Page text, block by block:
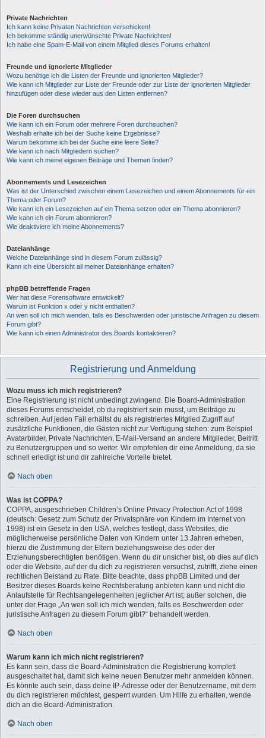
Private Nachrichten
Ich kann keine Privaten Nachrichten verschicken!
Ich bekomme ständig unerwünschte Private Nachrichten!
Ich habe eine Spam-E-Mail von einem Mitglied dieses Forums erhalten!
Freunde und ignorierte Mitglieder
Wozu benötige ich die Listen der Freunde und ignorierten Mitglieder?
Wie kann ich Mitglieder zur Liste der Freunde oder zur Liste der ignorierten Mitglieder
hinzufügen oder diese wieder aus den Listen entfernen?
Die Foren durchsuchen
Wie kann ich ein Forum oder mehrere Foren durchsuchen?
Weshalb erhalte ich bei der Suche keine Ergebnisse?
Warum bekomme ich bei der Suche eine leere Seite?
Wie kann ich nach Mitgliedern suchen?
Wie kann ich meine eigenen Beiträge und Themen finden?
Abonnements und Lesezeichen
Was ist der Unterschied zwischen einem Lesezeichen und einem Abonnements für ein
Thema oder Forum?
Wie kann ich ein Lesezeichen auf ein Thema setzen oder ein Thema abonnieren?
Wie kann ich ein Forum abonnieren?
Wie deaktiviere ich meine Abonnements?
Dateianhänge
Welche Dateianhänge sind in diesem Forum zulässig?
Kann ich eine Übersicht all meiner Dateianhänge erhalten?
phpBB betreffende Fragen
Wer hat diese Forensoftware entwickelt?
Warum ist Funktion x oder y nicht enthalten?
An wen soll ich mich wenden, falls es Beschwerden oder juristische Anfragen zu diesem
Forum gibt?
Wie kann ich einen Administrator des Boards kontaktieren?
Registrierung und Anmeldung
Wozu muss ich mich registrieren?
Eine Registrierung ist nicht unbedingt zwingend. Die Board-Administration
dieses Forums entscheidet, ob du registriert sein musst, um Beiträge zu
schreiben. Auf jeden Fall erhältst du als registriertes Mitglied Zugriff auf
zusätzliche Funktionen, die Gästen nicht zur Verfügung stehen: zum Beispiel
Avatarbilder, Private Nachrichten, E-Mail-Versand an andere Mitglieder, Beitritt
zu Benutzergruppen und so weiter. Wir empfehlen dir eine Anmeldung, da sie
schnell erledigt ist und dir zahlreiche Vorteile bietet.
Nach oben
Was ist COPPA?
COPPA, ausgeschrieben Children’s Online Privacy Protection Act of 1998
(deutsch: Gesetz zum Schutz der Privatsphäre von Kindern im Internet von
1998) ist ein Gesetz in den USA, welches festlegt, dass Websites, die
möglicherweise persönliche Daten von Kindern unter 13 Jahren erheben,
hierzu die Zustimmung der Eltern beziehungsweise des oder der
Erziehungsberechtigten benötigen. Wenn du dir unsicher bist, ob dies auf dich
oder die Website, auf der du dich zu registrieren versuchst, zutrifft, ziehe einen
rechtlichen Beistand zu Rate. Bitte beachte, dass phpBB Limited und der
Besitzer dieses Boards keine Rechtsberatung anbieten kann und nicht die
Anlaufstelle für Rechtsangelegenheiten jeglicher Art ist; außer solchen, die
unter der Frage „An wen soll ich mich wenden, falls es Beschwerden oder
juristische Anfragen zu diesem Forum gibt?“ behandelt werden.
Nach oben
Warum kann ich mich nicht registrieren?
Es kann sein, dass die Board-Administration die Registrierung komplett
ausgeschaltet hat, damit sich keine neuen Benutzer mehr anmelden können.
Es könnte auch sein, dass deine IP-Adresse oder der Benutzername, mit dem
du dich registrieren möchtest, gesperrt wurden. Um Hilfe zu erhalten, wende
dich an die Board-Administration.
Nach oben